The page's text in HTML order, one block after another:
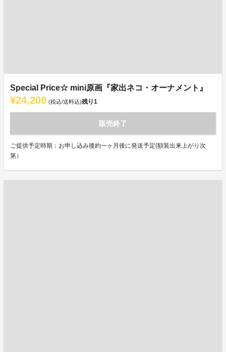
Special Price☆ mini原画『家出ネコ・オーナメント』
¥24,200 (税込/送料込)残り1
販売終了
ご提供予定時期：お申し込み後約一ヶ月後に発送予定(額装出来上がり次
第）